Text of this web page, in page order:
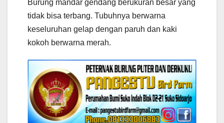
Burung mandar gendang berukuran besar yang
tidak bisa terbang. Tubuhnya berwarna
keseluruhan gelap dengan paruh dan kaki
kokoh berwarna merah.